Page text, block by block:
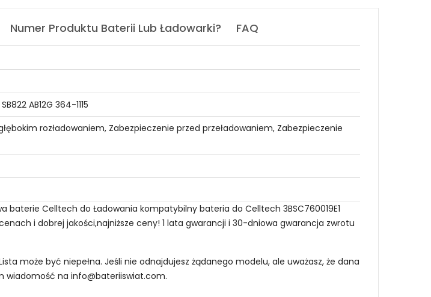
Numer Produktu Baterii Lub Ładowarki? FAQ
AB12G 364-1115
rozładowaniem, Zabezpieczenie przed przeładowaniem, Zabezpieczenie
Celltech do Ładowania kompatybilny bateria do Celltech 3BSC760019E1
i dobrej jakości,najniższe ceny! 1 lata gwarancji i 30-dniowa gwarancja zwrotu
może być niepełna. Jeśli nie odnajdujesz żądanego modelu, ale uważasz, że dana
wiadomość na info@bateriiswiat.com.